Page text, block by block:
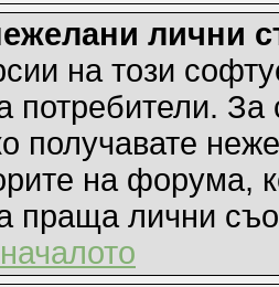
лични
на този
потребители.
получавате
на форума,
праща лични